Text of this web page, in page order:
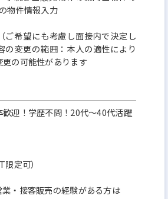
物件情報入力
ご希望にも考慮し面接内で決定し
変更の範囲：本人の適性により
更の可能性があります
歓迎！学歴不問！20代～40代活躍
定可）
・接客販売の経験がある方は